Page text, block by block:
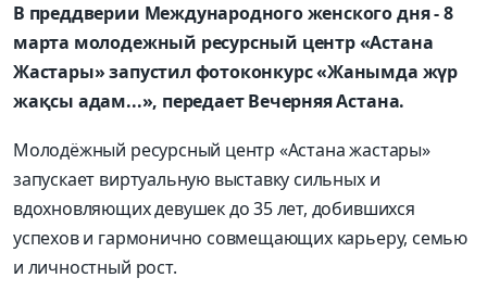
В преддверии Международного женского дня - 8
марта молодежный ресурсный центр «Астана
Жастары» запустил фотоконкурс «Жанымда жүр
жақсы адам...», передает Вечерняя Астана.
Молодёжный ресурсный центр «Астана жастары»
запускает виртуальную выставку сильных и
вдохновляющих девушек до 35 лет, добившихся
успехов и гармонично совмещающих карьеру, семью
и личностный рост.